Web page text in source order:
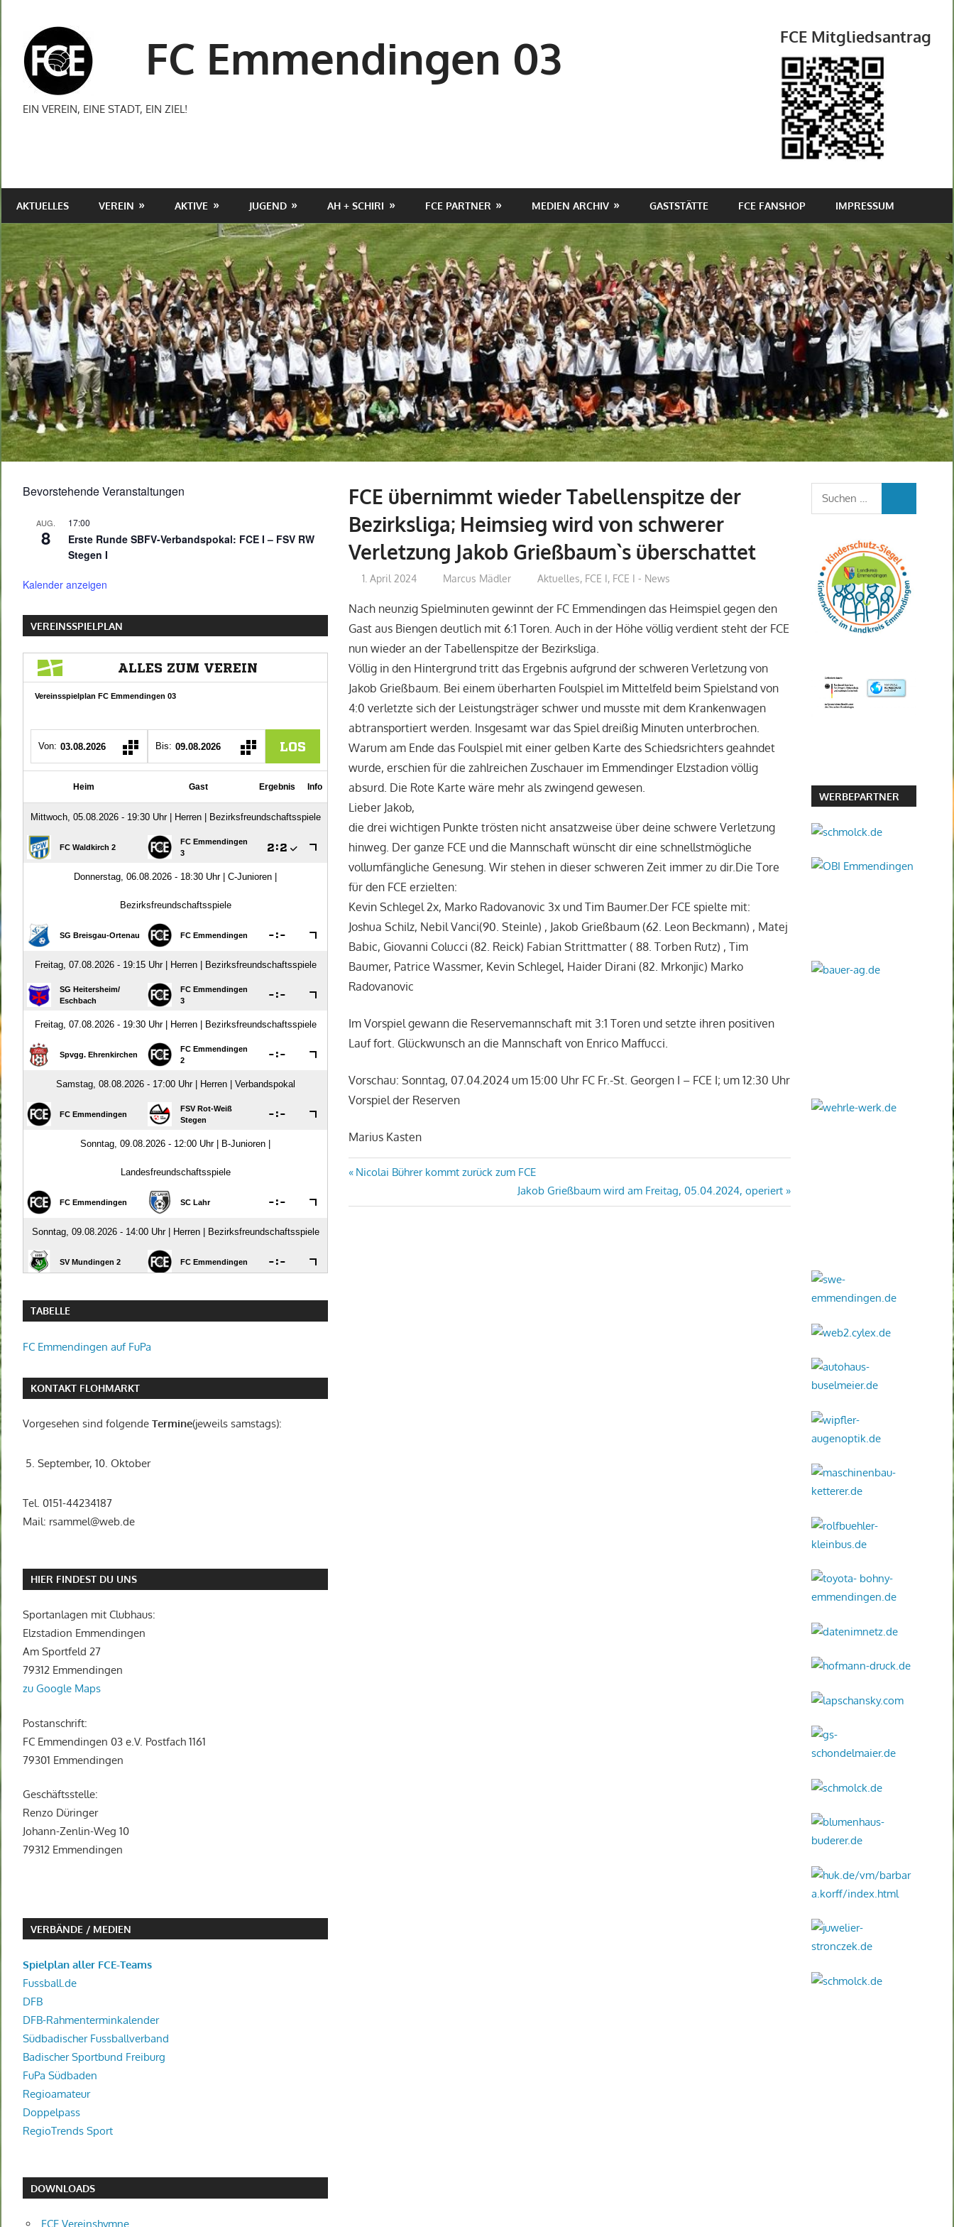
springen
FC Emmendingen 03
EIN VEREIN, EINE STADT, EIN ZIEL!
FCE Mitgliedsantrag
AKTUELLES VEREIN AKTIVE JUGEND AH + SCHIRI FCE PARTNER MEDIEN ARCHIV GASTSTÄTTE FCE FANSHOP IMPRESSUM
FCE übernimmt wieder Tabellenspitze der
Bezirksliga; Heimsieg wird von schwerer
Verletzung Jakob Grießbaum`s überschattet
1. April 2024 Marcus Mädler Aktuelles, FCE I, FCE I - News
Nach neunzig Spielminuten gewinnt der FC Emmendingen das Heimspiel gegen den
Gast aus Biengen deutlich mit 6:1 Toren. Auch in der Höhe völlig verdient steht der FCE
nun wieder an der Tabellenspitze der Bezirksliga.
Völlig in den Hintergrund tritt das Ergebnis aufgrund der schweren Verletzung von
Jakob Grießbaum. Bei einem überharten Foulspiel im Mittelfeld beim Spielstand von
4:0 verletzte sich der Leistungsträger schwer und musste mit dem Krankenwagen
abtransportiert werden. Insgesamt war das Spiel dreißig Minuten unterbrochen.
Warum am Ende das Foulspiel mit einer gelben Karte des Schiedsrichters geahndet
wurde, erschien für die zahlreichen Zuschauer im Emmendinger Elzstadion völlig
absurd. Die Rote Karte wäre mehr als zwingend gewesen.
Lieber Jakob,
die drei wichtigen Punkte trösten nicht ansatzweise über deine schwere Verletzung
hinweg. Der ganze FCE und die Mannschaft wünscht dir eine schnellstmögliche
vollumfängliche Genesung. Wir stehen in dieser schweren Zeit immer zu dir.Die Tore
für den FCE erzielten:
Kevin Schlegel 2x, Marko Radovanovic 3x und Tim Baumer.Der FCE spielte mit:
Joshua Schilz, Nebil Vanci(90. Steinle) , Jakob Grießbaum (62. Leon Beckmann) , Matej
Babic, Giovanni Colucci (82. Reick) Fabian Strittmatter ( 88. Torben Rutz) , Tim
Baumer, Patrice Wassmer, Kevin Schlegel, Haider Dirani (82. Mrkonjic) Marko
Radovanovic
Im Vorspiel gewann die Reservemannschaft mit 3:1 Toren und setzte ihren positiven
Lauf fort. Glückwunsch an die Mannschaft von Enrico Maffucci.
Vorschau: Sonntag, 07.04.2024 um 15:00 Uhr FC Fr.-St. Georgen I – FCE I; um 12:30 Uhr
Vorspiel der Reserven
Marius Kasten
Beitragsnavigation
Vorheriger
Nicolai Bührer kommt zurück zum FCE
Nächster
Beitrag:
Jakob Grießbaum wird am Freitag, 05.04.2024, operiert
Bevorstehende Veranstaltungen
AUG.
8
17:00
Erste Runde SBFV-Verbandspokal: FCE I – FSV RW
Stegen I
Kalender anzeigen
VEREINSSPIELPLAN
TABELLE
FC Emmendingen auf FuPa
KONTAKT FLOHMARKT
Vorgesehen sind folgende Termine(jeweils samstags):
5. September, 10. Oktober
Tel. 0151-44234187
Mail: rsammel@web.de
HIER FINDEST DU UNS
Sportanlagen mit Clubhaus:
Elzstadion Emmendingen
Am Sportfeld 27
79312 Emmendingen
zu Google Maps
Postanschrift:
FC Emmendingen 03 e.V. Postfach 1161
79301 Emmendingen
Geschäftsstelle:
Renzo Düringer
Johann-Zenlin-Weg 10
79312 Emmendingen
VERBÄNDE / MEDIEN
Spielplan aller FCE-Teams
Fussball.de
DFB
DFB-Rahmenterminkalender
Südbadischer Fussballverband
Badischer Sportbund Freiburg
FuPa Südbaden
Regioamateur
Doppelpass
RegioTrends Sport
DOWNLOADS
FCE Vereinshymne
Suchen
WERBEPARTNER